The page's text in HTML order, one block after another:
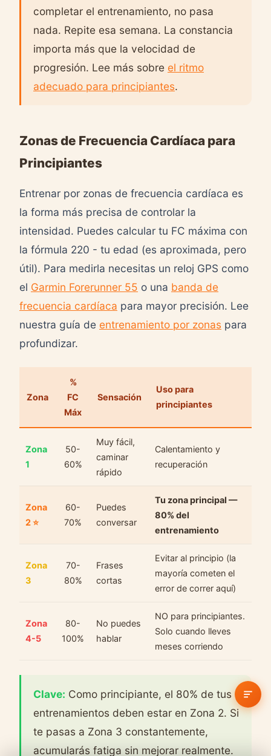
completar el entrenamiento, no pasa
nada. Repite esa semana. La constancia
importa más que la velocidad de
progresión. Lee más sobre el ritmo
adecuado para principiantes.
Zonas de Frecuencia Cardíaca para
Principiantes
Entrenar por zonas de frecuencia cardíaca es
la forma más precisa de controlar la
intensidad. Puedes calcular tu FC máxima con
la fórmula 220 - tu edad (es aproximada, pero
útil). Para medirla necesitas un reloj GPS como
el Garmin Forerunner 55 o una banda de
frecuencia cardíaca para mayor precisión. Lee
nuestra guía de entrenamiento por zonas para
profundizar.
Zona
%
FC
Máx
Sensación
Uso para
principiantes
Zona
1
50-
60%
Muy fácil,
caminar
rápido
Calentamiento y
recuperación
Zona
2 ⭐
60-
70%
Puedes
conversar
Tu zona principal —
80% del
entrenamiento
Zona
3
70-
80%
Frases
cortas
Evitar al principio (la
mayoría cometen el
error de correr aquí)
Zona
4-5
80-
100%
No puedes
hablar
NO para principiantes.
Solo cuando lleves
meses corriendo
Clave: Como principiante, el 80% de tus
entrenamientos deben estar en Zona 2. Si
te pasas a Zona 3 constantemente,
acumularás fatiga sin mejorar realmente.